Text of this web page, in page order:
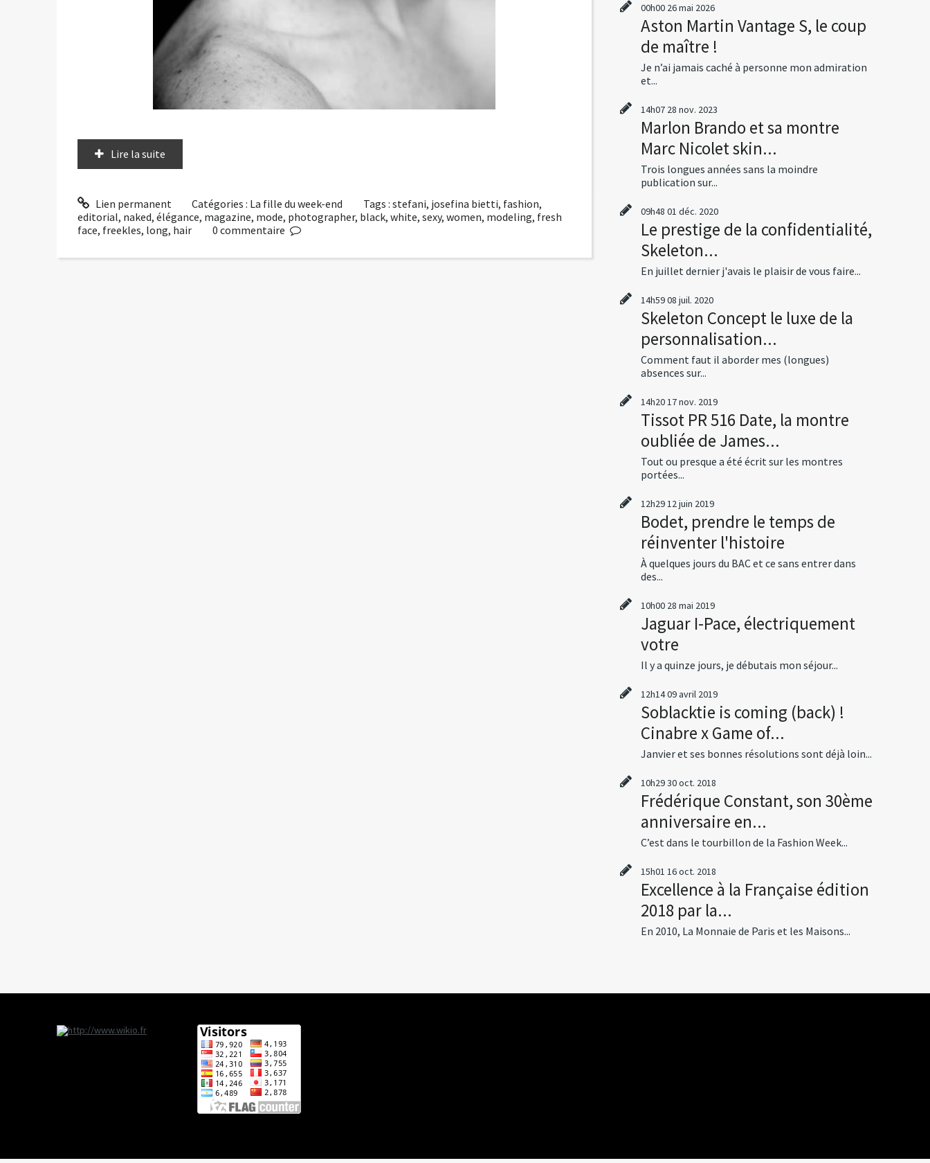
Lire la suite
Lien permanent Catégories : La fille du week-end Tags :stefani, josefina bietti, fashion,
editorial, naked, élégance, magazine, mode, photographer, black, white, sexy, women, modeling, fresh
face, freekles, long, hair 0 commentaire
00h00 26mai 2026
Aston Martin Vantage S, le coup
de maître !
Je n’ai jamais caché à personne mon admiration
et...
14h07 28 nov. 2023
Marlon Brando et sa montre
Marc Nicolet skin...
Trois longues années sans la moindre
publication sur...
09h48 01 déc. 2020
Le prestige de la confidentialité,
Skeleton...
En juillet dernier j'avais le plaisir de vous faire...
14h5908 juil. 2020
Skeleton Concept le luxe de la
personnalisation...
Comment faut il aborder mes (longues)
absences sur...
14h2017nov. 2019
Tissot PR 516 Date, la montre
oubliée de James...
Tout ou presque a été écrit sur les montres
portées...
12h2912juin 2019
Bodet, prendre le temps de
réinventer l'histoire
À quelques jours du BAC et ce sans entrer dans
des...
10h00 28 mai 2019
Jaguar I-Pace, électriquement
votre
Il y a quinze jours, je débutais mon séjour...
12h1409avril 2019
Soblacktie is coming (back) !
Cinabre x Game of...
Janvier et ses bonnes résolutions sont déjà loin...
10h2930oct. 2018
Frédérique Constant, son 30ème
anniversaire en...
C’est dans le tourbillon de la Fashion Week...
15h01 16oct. 2018
Excellence à la Française édition
2018 par la...
En 2010, La Monnaie de Paris et les Maisons...